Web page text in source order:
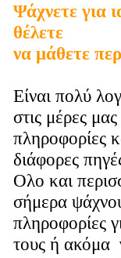
Ψάχνετε για
θέλετε
να μάθετε
Είναι πολύ
στις μέρες
πληροφορίες
διάφορες
Ολο και
σήμερα
πληροφορίες
τους ή ακόμα